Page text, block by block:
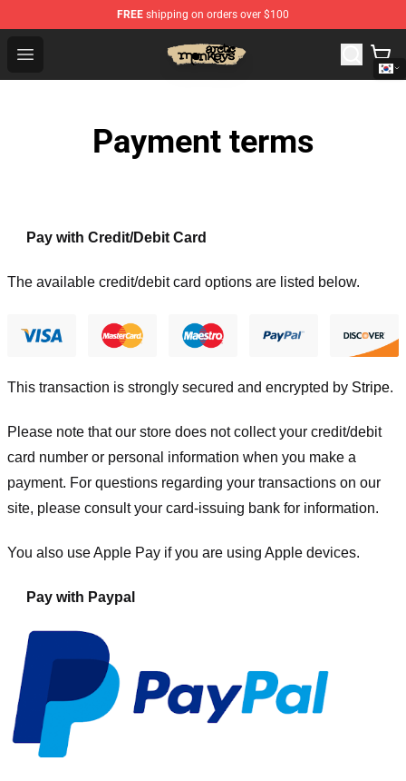
FREE shipping on orders over $100
Open menu
Arctic Monkeys Store - Official Arctic Monkeys
Payment terms
Pay with Credit/Debit Card
The available credit/debit card options are listed below.
This transaction is strongly secured and encrypted by Stripe.
Please note that our store does not collect your credit/debit
card number or personal information when you make a
payment. For questions regarding your transactions on our
site, please consult your card-issuing bank for information.
You also use Apple Pay if you are using Apple devices.
Pay with Paypal